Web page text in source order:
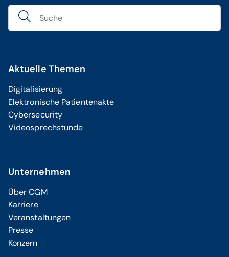
Aktuelle Themen
Digitalisierung
Elektronische Patientenakte
Cybersecurity
Videosprechstunde
Unternehmen
Über CGM
Karriere
Veranstaltungen
Presse
Konzern